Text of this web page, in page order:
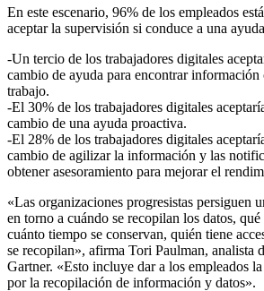
En este escenario, 96% de los empleados
aceptar la supervisión si conduce a una
-Un tercio de los trabajadores digitales
cambio de ayuda para encontrar información
trabajo.
-El 30% de los trabajadores digitales
cambio de una ayuda proactiva.
-El 28% de los trabajadores digitales
cambio de agilizar la información y las
obtener asesoramiento para mejorar el
«Las organizaciones progresistas persiguen
en torno a cuándo se recopilan los datos,
cuánto tiempo se conservan, quién tiene
se recopilan», afirma Tori Paulman, analista
Gartner. «Esto incluye dar a los empleados
por la recopilación de información y datos».